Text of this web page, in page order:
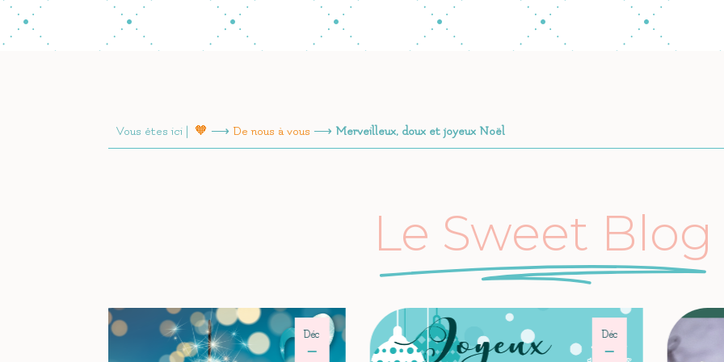
Vous êtes ici | 🧡 ⟶De nous à vous ⟶ Merveilleux, doux et joyeux Noël
Le Sweet Blog
Déc Déc